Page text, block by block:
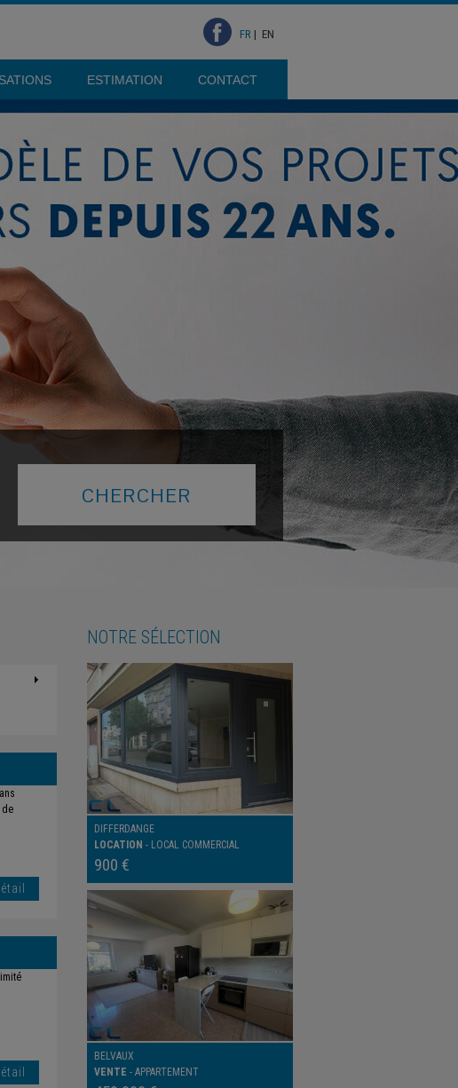
FR | EN
ESTIMATION CONTACT
de
NOTRE SÉLECTION
DIFFERDANGE
LOCATION - LOCAL COMMERCIAL
900 €
BELVAUX
VENTE - APPARTEMENT